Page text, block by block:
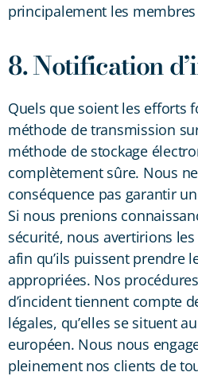
principalement les
8. Notification
Quels que soient les efforts
méthode de transmission
méthode de stockage
complètement sûre. Nous
conséquence pas garantir
Si nous prenions
sécurité, nous avertirions
afin qu’ils puissent prendre
appropriées. Nos
d’incident tiennent compte
légales, qu’elles se situent
européen. Nous nous
pleinement nos clients de